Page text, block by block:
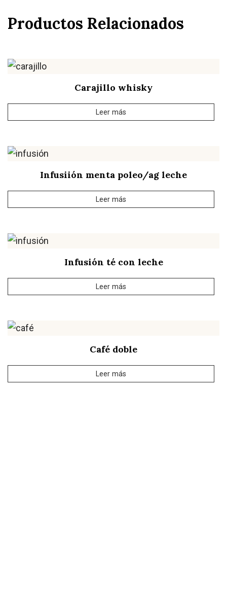
Productos Relacionados
Carajillo whisky
Leer más
Infusiión menta poleo/ag leche
Leer más
Infusión té con leche
Leer más
Café doble
Leer más